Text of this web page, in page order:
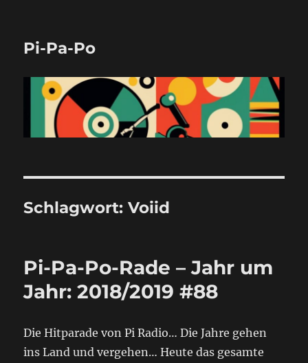
Pi-Pa-Po
Schlagwort:Voiid
Pi-Pa-Po-Rade – Jahr um
Jahr: 2018/2019 #88
Die Hitparade von Pi Radio… Die Jahre gehen
ins Land und vergehen… Heute das gesamte